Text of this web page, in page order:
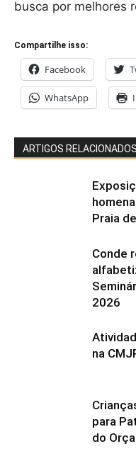
busca por melhores
Compartilhe isso:
Facebook
WhatsApp
ARTIGOS RELACIONADOS
Praia
Conde
2026
na
para
do